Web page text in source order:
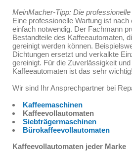
MeinMacher-Tipp: Die
Eine professionelle Wartung ist
einfach notwendig. Der Fachmann
Bestandteile des Kaffeeautomaten,
gereinigt werden können.
Dichtungen ersetzt und verkalkte
gereinigt. Für die Zuverlässigkeit
Kaffeeautomaten ist das sehr wichtig!
Wir sind Ihr Ansprechpartner bei
Kaffeemaschinen
Kaffeevollautomaten
Siebträgermaschinen
Bürokaffeevollautomaten
Kaffeevollautomaten jeder Marke